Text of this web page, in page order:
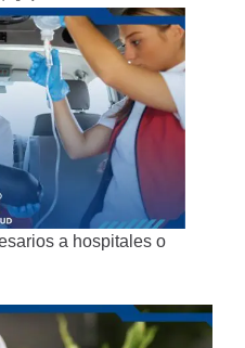
a hospitales o